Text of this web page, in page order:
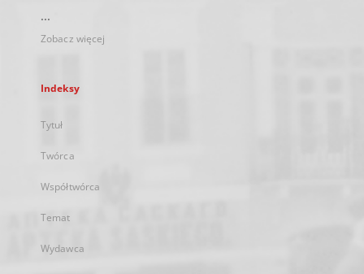
...
Zobacz więcej
Indeksy
Tytuł
Twórca
Współtwórca
Temat
Wydawca